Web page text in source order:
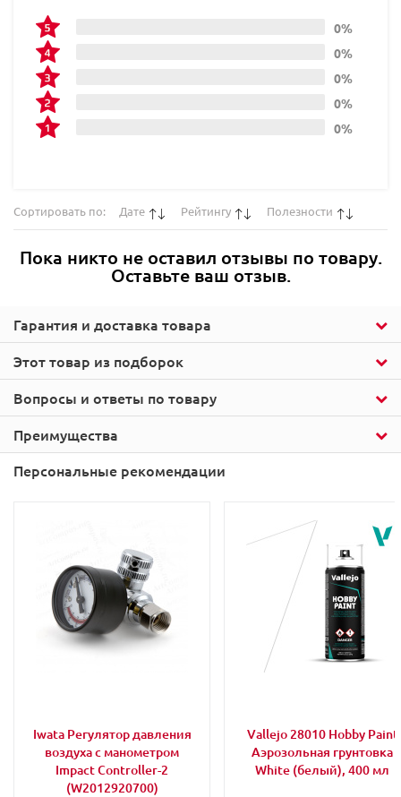
Этот товар из подборок
Гарантия и доставка товара
0%
0%
0%
0%
0%
Сортировать по: Дате Рейтингу Полезности
Пока никто не оставил отзывы по товару.
Оставьте ваш отзыв.
Вопросы и ответы по товару
Преимущества
Персональные рекомендации
Iwata Регулятор давления
воздуха с манометром
Impact Controller-2
(W2012920700)
Vallejo 28010 Hobby Paint
Аэрозольная грунтовка
White (белый), 400 мл